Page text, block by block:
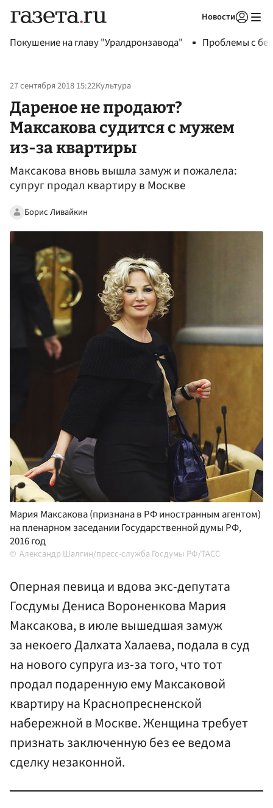
Новости
Покушение на главу "Уралдронзавода" Проблемы с
27 сентября 2018 15:22Культура
Дареное не продают?
Максакова судится с мужем
из-за квартиры
Максакова вновь вышла замуж и пожалела:
супруг продал квартиру в Москве
Борис Ливайкин
Мария Максакова (признана в РФ иностранным агентом)
на пленарном заседании Государственной думы РФ,
2016 год
Александр Шалгин/пресс-служба Госдумы РФ/ТАСС
Оперная певица и вдова экс-депутата
Госдумы Дениса Вороненкова Мария
Максакова, в июле вышедшая замуж
за некоего Далхата Халаева, подала в суд
на нового супруга из-за того, что тот
продал подаренную ему Максаковой
квартиру на Краснопресненской
набережной в Москве. Женщина требует
признать заключенную без ее ведома
сделку незаконной.